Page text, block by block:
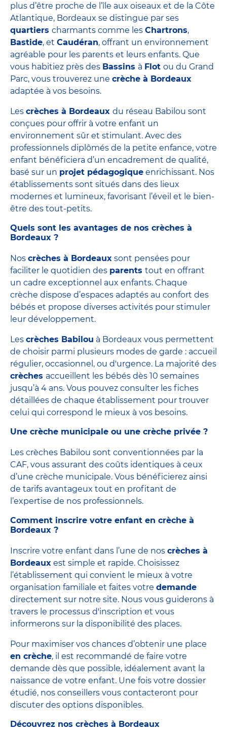
plus d’être proche de l’île aux oiseaux et de la Côte
Atlantique, Bordeaux se distingue par ses
quartiers charmants comme les Chartrons,
Bastide, et Caudéran, offrant un environnement
agréable pour les parents et leurs enfants. Que
vous habitiez près des Bassins à Flot ou du Grand
Parc, vous trouverez une crèche à Bordeaux
adaptée à vos besoins.
Les crèches à Bordeaux du réseau Babilou sont
conçues pour offrir à votre enfant un
environnement sûr et stimulant. Avec des
professionnels diplômés de la petite enfance, votre
enfant bénéficiera d’un encadrement de qualité,
basé sur un projet pédagogique enrichissant. Nos
établissements sont situés dans des lieux
modernes et lumineux, favorisant l’éveil et le bien-
être des tout-petits.
Quels sont les avantages de nos crèches à
Bordeaux ?
Nos crèches à Bordeaux sont pensées pour
faciliter le quotidien des parents tout en offrant
un cadre exceptionnel aux enfants. Chaque
crèche dispose d’espaces adaptés au confort des
bébés et propose diverses activités pour stimuler
leur développement.
Les crèches Babilou à Bordeaux vous permettent
de choisir parmi plusieurs modes de garde : accueil
régulier, occasionnel, ou d'urgence. La majorité des
crèches accueillent les bébés dès 10 semaines
jusqu’à 4 ans. Vous pouvez consulter les fiches
détaillées de chaque établissement pour trouver
celui qui correspond le mieux à vos besoins.
Une crèche municipale ou une crèche privée ?
Les crèches Babilou sont conventionnées par la
CAF, vous assurant des coûts identiques à ceux
d’une crèche municipale. Vous bénéficierez ainsi
de tarifs avantageux tout en profitant de
l’expertise de nos professionnels.
Comment inscrire votre enfant en crèche à
Bordeaux ?
Inscrire votre enfant dans l’une de nos crèches à
Bordeaux est simple et rapide. Choisissez
l’établissement qui convient le mieux à votre
organisation familiale et faites votre demande
directement sur notre site. Nous vous guiderons à
travers le processus d'inscription et vous
informerons sur la disponibilité des places.
Pour maximiser vos chances d’obtenir une place
en crèche, il est recommandé de faire votre
demande dès que possible, idéalement avant la
naissance de votre enfant. Une fois votre dossier
étudié, nos conseillers vous contacteront pour
discuter des options disponibles.
Découvrez nos crèches à Bordeaux